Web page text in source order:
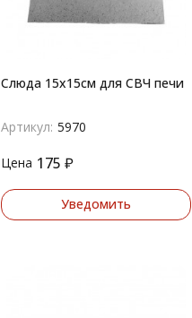
Слюда 15х15см для СВЧ печи
Артикул: 5970
Цена 175 ₽
Уведомить